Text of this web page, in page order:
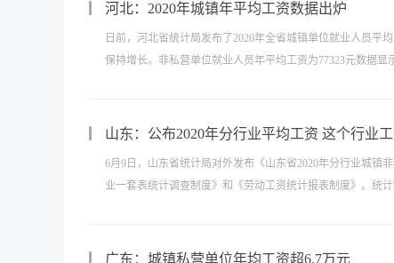
河北：2020年城镇年平均工资数据出炉
日前，河北省统计局发布了2020年全省城镇单位就业人员平
保持增长。非私营单位就业人员年平均工资为77323元数据显
山东：公布2020年分行业平均工资 这个行业
6月9日，山东省统计局对外发布《山东省2020年分行业城镇
业一套表统计调查制度》和《劳动工资统计报表制度》。统
广东：城镇私营单位年均工资超6.7万元